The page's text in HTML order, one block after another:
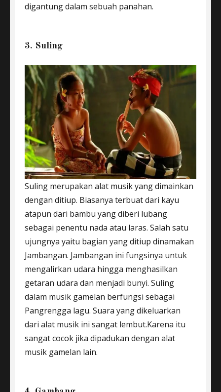
digantung dalam sebuah panahan.
3. Suling
Suling merupakan alat musik yang dimainkan
dengan ditiup. Biasanya terbuat dari kayu
atapun dari bambu yang diberi lubang
sebagai penentu nada atau laras. Salah satu
ujungnya yaitu bagian yang ditiup dinamakan
Jambangan. Jambangan ini fungsinya untuk
mengalirkan udara hingga menghasilkan
getaran udara dan menjadi bunyi. Suling
dalam musik gamelan berfungsi sebagai
Pangrengga lagu. Suara yang dikeluarkan
dari alat musik ini sangat lembut.Karena itu
sangat cocok jika dipadukan dengan alat
musik gamelan lain.